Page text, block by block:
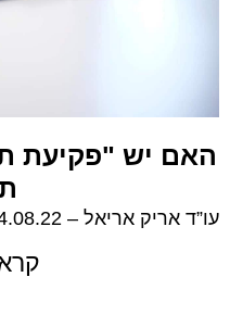
האם יש "פקיעת
עו”ד אריק אריאל – 04.08.22 למעבר לכתבה המלאה >>